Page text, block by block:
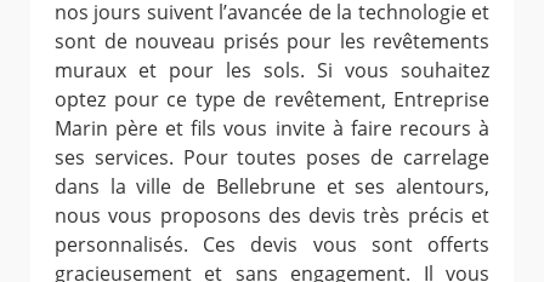
nos jours suivent l’avancée de la technologie et
sont de nouveau prisés pour les revêtements
muraux et pour les sols. Si vous souhaitez
optez pour ce type de revêtement, Entreprise
Marin père et fils vous invite à faire recours à
ses services. Pour toutes poses de carrelage
dans la ville de Bellebrune et ses alentours,
nous vous proposons des devis très précis et
personnalisés. Ces devis vous sont offerts
gracieusement et sans engagement. Il vous